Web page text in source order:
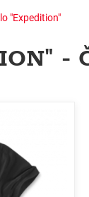
"Expedition"
-